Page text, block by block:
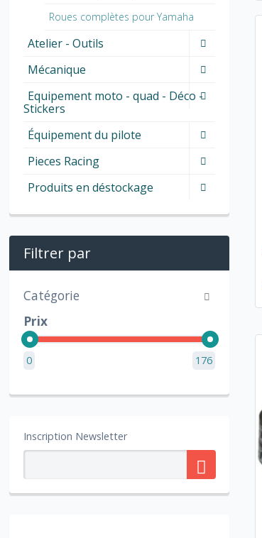
Roues complètes pour Yamaha
Atelier - Outils
Mécanique
Equipement moto - quad - Déco -
Stickers
Équipement du pilote
Pieces Racing
Produits en déstockage
Filtrer par
Catégorie
Prix
0 176
Inscription Newsletter